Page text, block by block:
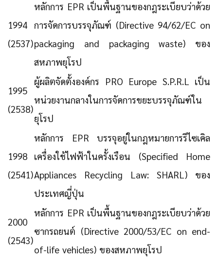
1994
(2537)
หลักการ EPR เป็นพื้นฐานของกฎระเบียบว่าด้วย
การจัดการบรรจุภัณฑ์ (Directive 94/62/EC on
packaging and packaging waste) ของ
สหภาพยุโรป
1995
(2538)
ผู้ผลิตจัดตั้งองค์กร PRO Europe S.P.R.L เป็น
หน่วยงานกลางในการจัดการขยะบรรจุภัณฑ์ใน
ยุโรป
1998
(2541)
หลักการ EPR บรรจุอยู่ในกฎหมายการรีไซเคิล
เครื่องใช้ไฟฟ้าในครั้งเรือน (Specified Home
Appliances Recycling Law: SHARL) ของ
ประเทศญี่ปุ่น
2000
(2543)
หลักการ EPR เป็นพื้นฐานของกฎระเบียบว่าด้วย
ซากรถยนต์ (Directive 2000/53/EC on end-
of-life vehicles) ของสหภาพยุโรป